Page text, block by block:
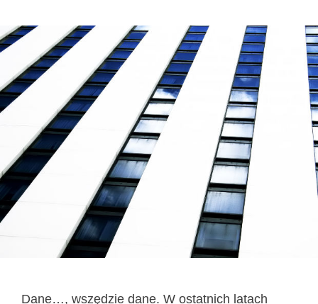
Dane…, wszędzie dane. W ostatnich latach